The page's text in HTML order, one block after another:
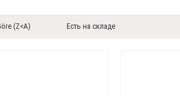
(Z<A) Есть на складе